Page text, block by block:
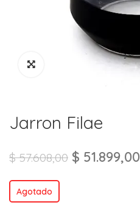
Jarron Filae
$57.608,00 $ 51.899,00
Agotado